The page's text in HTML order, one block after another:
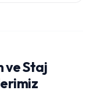
ve Staj